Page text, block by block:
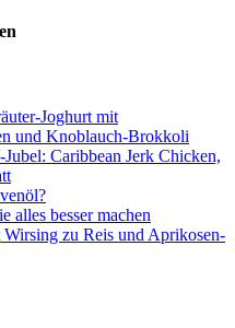
Joghurt mit
und Knoblauch-Brokkoli
Caribbean Jerk Chicken,
alles besser machen
zu Reis und Aprikosen-